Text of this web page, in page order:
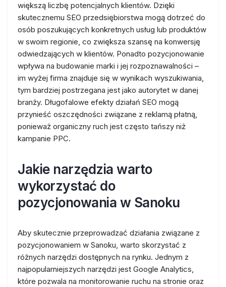
większą liczbę potencjalnych klientów. Dzięki
skutecznemu SEO przedsiębiorstwa mogą dotrzeć do
osób poszukujących konkretnych usług lub produktów
w swoim regionie, co zwiększa szansę na konwersję
odwiedzających w klientów. Ponadto pozycjonowanie
wpływa na budowanie marki i jej rozpoznawalności –
im wyżej firma znajduje się w wynikach wyszukiwania,
tym bardziej postrzegana jest jako autorytet w danej
branży. Długofalowe efekty działań SEO mogą
przynieść oszczędności związane z reklamą płatną,
ponieważ organiczny ruch jest często tańszy niż
kampanie PPC.
Jakie narzędzia warto
wykorzystać do
pozycjonowania w Sanoku
Aby skutecznie przeprowadzać działania związane z
pozycjonowaniem w Sanoku, warto skorzystać z
różnych narzędzi dostępnych na rynku. Jednym z
najpopularniejszych narzędzi jest Google Analytics,
które pozwala na monitorowanie ruchu na stronie oraz